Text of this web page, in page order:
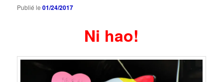
Publié le01/24/2017
Ni hao!